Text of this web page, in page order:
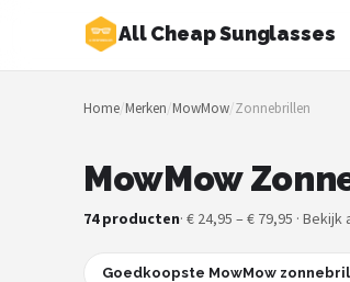
All Cheap Sunglasses
Zoeken
NAVIGATIE
Merken
Home/Merken/MowMow/Zonnebrillen
MowMow
74 producten· € 24,95 – € 79,95 · Bekijk
Goedkoopste MowMow